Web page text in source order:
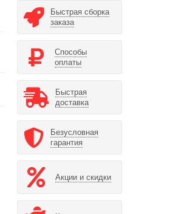
Быстрая сборка
заказа
Способы
оплаты
Быстрая
доставка
Безусловная
гарантия
Акции и скидки